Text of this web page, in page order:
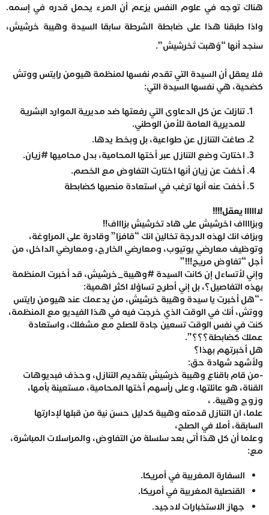
هناك توجه في علوم النفس يزعم أن المرء يحمل قدره في إسمه.
واذا طبقنا هذا على ضابطة الشرطة سابقا السيدة وهيبة خرشيش،
سنجد أنها “وُهبت تْخرشيش”.
فلا يعقل أن السيدة التي تقدم نفسها لمنظمة هيومن رايتس ووتش
كضحية، هي نفسها السيدة التي:
تنازلت عن كل الدعاوى التي رفعتها ضد مديرية الموارد البشرية
للمديرية العامة للأمن الوطني.
صاغت التنازل عن طواعية، بل وبخط يدها.
اختارت وضع التنازل عبر أختها المحامية، بدل محاميها #زيان.
أخفت عن زيان أنها اختارت التفاوض مع الخصم.
أخفت عنه أنها ترغب في استعادة منصبها كضابطة
لاااااا يعقل!!!!
وبزااااف اخرشيش على هاد تخرشيش بزاااف!!
وبزاف انك لهذه الدرجة تخالين انك “قافزا” وقادرة على المراوغة،
وتوظيف معارضي يوتيوب، ومعارضي الخارج، ومعارضي الداخل، من
أجل “تفاوض مريح!!!”
وإني لأتساءل إن كانت السيدة #وهيبة_خرشيش، قد أخبرت المنظمة
بهذه التفاصيل؟، بل إني أطرح تساؤلا اكثر اهمية:
-“هل أخبرت يا سيدة وهيبة خرشيش، من يدعمك عند هيومن رايتس
ووتش، أنك في الوقت الذي خرجت فيه في هذا الفيديو مع المنظمة،
كنت في نفس الوقت تسعين جادة للصلح مع مشغلك، واستعادة
عملك كضابطة؟؟؟”.
هل أخبرتهم بهذا؟
ولأشهد شهادة حق:
-من قام باقناع وهيبة خرشيش بتقديم التنازل، وحذف فبديوهات
القناة، هو عائلتها، وعلى رأسهم أختها المحامية، مستعينة بأمها،
وزوج وهيبة. ،
علما، ان التنازل قدمته وهيبة كدليل حسن نية من قبلها لإدارتها
السابقة، أملا في الصلح،
وعلما أن كل هذا أتى بعد سلسلة من التفاوض، والمراسلات المباشرة،
مع:
السفارة المغربية في أمريكا.
القنصلية المغربية في أمريكا.
جهاز الاستخبارات لادجيد.